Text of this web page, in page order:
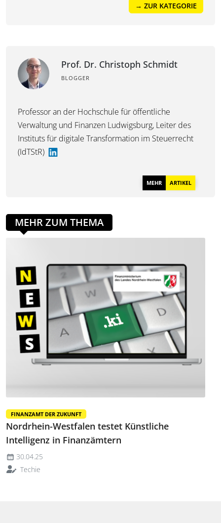
→ ZUR KATEGORIE
Prof. Dr. Christoph Schmidt
BLOGGER
Professor an der Hochschule für öffentliche
Verwaltung und Finanzen Ludwigsburg, Leiter des
Instituts für digitale Transformation im Steuerrecht
(IdTStR)
MEHR ARTIKEL
MEHR ZUM THEMA
FINANZAMT DER ZUKUNFT
Nordrhein-Westfalen testet Künstliche
Intelligenz in Finanzämtern
30.04.25
Techie